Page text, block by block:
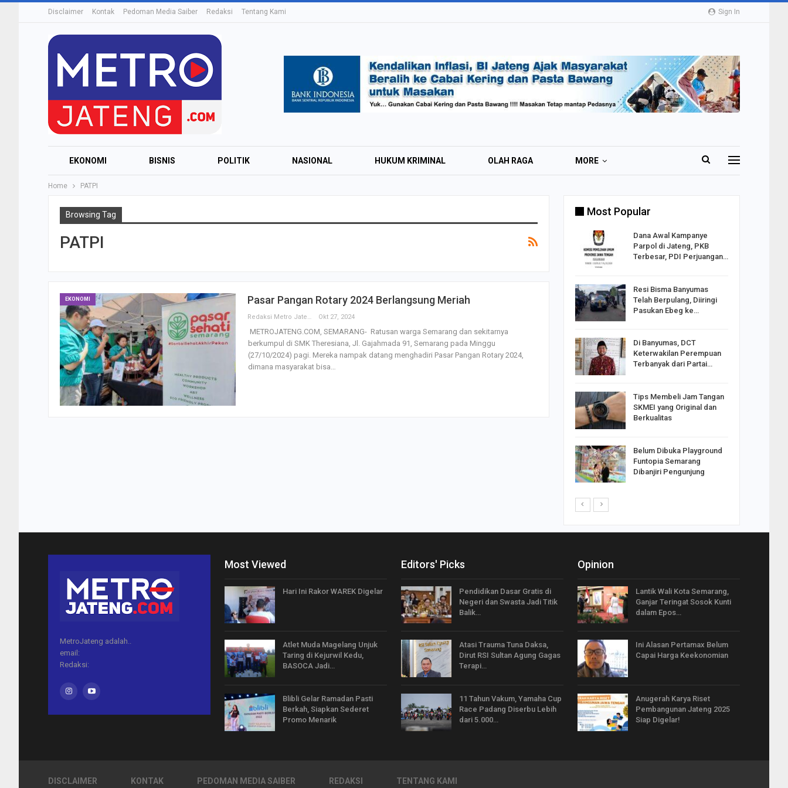
Sign In
Disclaimer Kontak Pedoman Media Saiber Redaksi Tentang Kami
EKONOMI BISNIS POLITIK NASIONAL HUKUM KRIMINAL OLAH RAGA MORE
Home PATPI
Browsing Tag
PATPI
EKONOMI Pasar Pangan Rotary 2024 Berlangsung Meriah
Redaksi Metro Jateng Okt 27, 2024
METROJATENG.COM, SEMARANG- Ratusan warga Semarang dan sekitarnya
berkumpul di SMK Theresiana, Jl. Gajahmada 91, Semarang pada Minggu
(27/10/2024) pagi. Mereka nampak datang menghadiri Pasar Pangan Rotary 2024,
dimana masyarakat bisa…
Most Popular
Education Expo #2 Al
Irsyad Purwokerto:
Perolehan Sementara DPR
RI Dapil Jateng VIII, PDIP
Peringatan UHC 2025,
Pemerintah–BPJS
Dana Awal Kampanye
Parpol di Jateng, PKB
Terbesar, PDI Perjuangan…
Resi Bisma Banyumas
Telah Berpulang, Diiringi
Pasukan Ebeg ke…
Di Banyumas, DCT
Keterwakilan Perempuan
Terbanyak dari Partai…
Tips Membeli Jam Tangan
SKMEI yang Original dan
Berkualitas
Belum Dibuka Playground
Funtopia Semarang
Dibanjiri Pengunjung
MetroJateng adalah..
email:
Redaksi:
Most Viewed
Hari Ini Rakor WAREK Digelar
Atlet Muda Magelang Unjuk
Taring di Kejurwil Kedu,
BASOCA Jadi…
Blibli Gelar Ramadan Pasti
Berkah, Siapkan Sederet
Promo Menarik
Editors' Picks
Pendidikan Dasar Gratis di
Negeri dan Swasta Jadi Titik
Balik…
Atasi Trauma Tuna Daksa,
Dirut RSI Sultan Agung Gagas
Terapi…
11 Tahun Vakum, Yamaha Cup
Race Padang Diserbu Lebih
dari 5.000…
Opinion
Lantik Wali Kota Semarang,
Ganjar Teringat Sosok Kunti
dalam Epos…
Ini Alasan Pertamax Belum
Capai Harga Keekonomian
Anugerah Karya Riset
Pembangunan Jateng 2025
Siap Digelar!
DISCLAIMER KONTAK PEDOMAN MEDIA SAIBER REDAKSI TENTANG KAMI